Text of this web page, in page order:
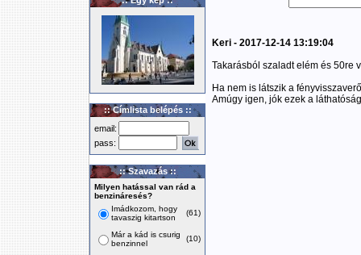
:: Címlista belépés ::
email:
pass:
:: Szavazás ::
Milyen hatással van rád a
benzináresés?
Imádkozom, hogy
tavaszig kitartson
(61)
Már a kád is csurig
benzinnel
(10)
Keri - 2017-12-14 13:19:04
Takarásból szaladt elém és 50re
Ha nem is látszik a
Amúgy igen, jók ezek a